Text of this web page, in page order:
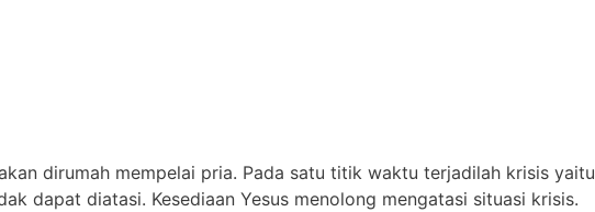
dirumah mempelai pria. Pada satu titik waktu terjadilah krisis yaitu
dapat diatasi. Kesediaan Yesus menolong mengatasi situasi krisis.